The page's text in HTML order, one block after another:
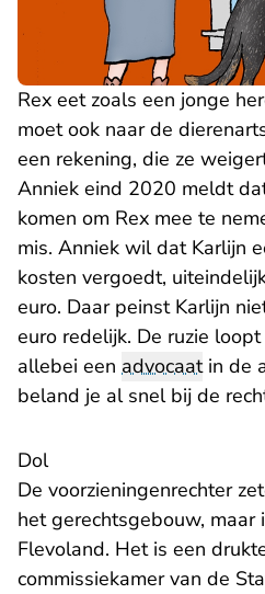
Rex eet zoals een jonge
moet ook naar de
een rekening, die ze
Anniek eind 2020 meldt
komen om Rex mee te
mis. Anniek wil dat Karlijn
kosten vergoedt,
euro. Daar peinst Karlijn
euro redelijk. De ruzie
allebei een advocaatin de
beland je al snel bij de
Dol
De voorzieningenrechter
het gerechtsgebouw, maar
Flevoland. Het is een
commissiekamer van de